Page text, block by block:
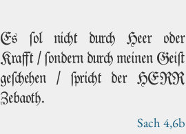
Es ſol nicht durch Heer oder
Krafft / ſondern durch mei­nen Geiſt
ge­ſche­hen / ſpricht der HERR
Zebaoth.
Sach 4,6b